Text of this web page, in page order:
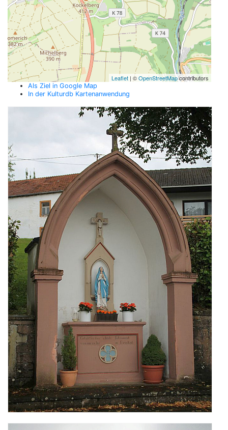
Leaflet | ©OpenStreetMapcontributors
Als Ziel in Google Map
In der Kulturdb Kartenanwendung